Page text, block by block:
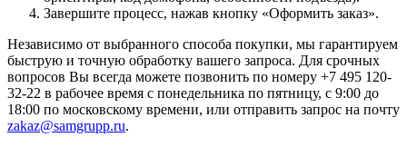
Завершите процесс, нажав кнопку «Оформить заказ».
Независимо от выбранного способа покупки, мы гарантируем
быструю и точную обработку вашего запроса. Для срочных
вопросов Вы всегда можете позвонить по номеру +7 495 120-
32-22 в рабочее время с понедельника по пятницу, с 9:00 до
18:00 по московскому времени, или отправить запрос на почту
zakaz@samgrupp.ru.